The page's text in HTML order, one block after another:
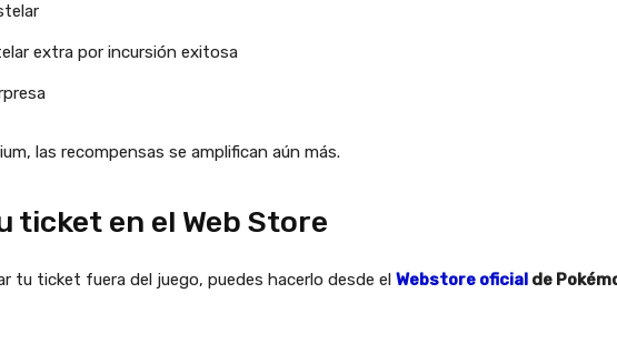
extra por incursión exitosa
las recompensas se amplifican aún más.
ticket en el Web Store
tu ticket fuera del juego, puedes hacerlo desde el Webstore oficial de